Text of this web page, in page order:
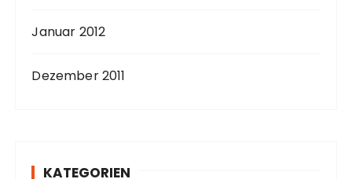
Januar 2012
Dezember 2011
KATEGORIEN